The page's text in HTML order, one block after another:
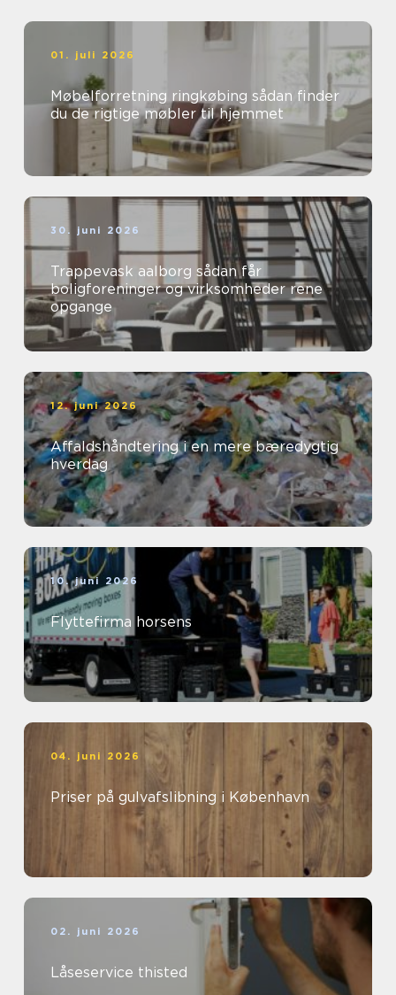
01. juli 2026
Møbelforretning ringkøbing sådan finder
du de rigtige møbler til hjemmet
30. juni 2026
Trappevask aalborg sådan får
boligforeninger og virksomheder rene
opgange
12. juni 2026
Affaldshåndtering i en mere bæredygtig
hverdag
10. juni 2026
Flyttefirma horsens
04. juni 2026
Priser på gulvafslibning i København
02. juni 2026
Låseservice thisted